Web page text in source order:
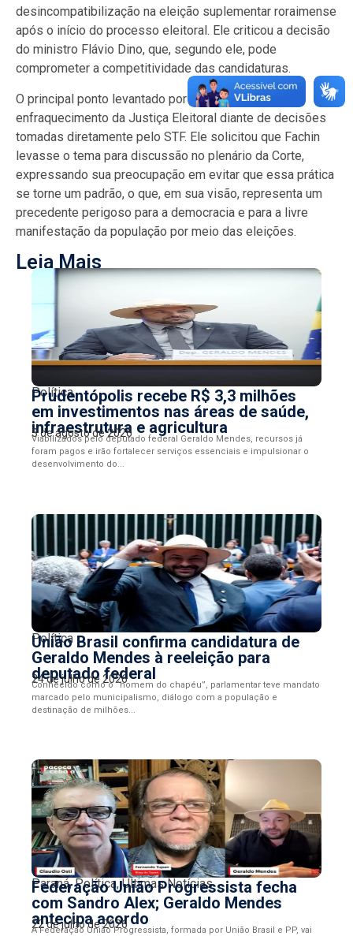
desincompatibilização na eleição suplementar roraimense
após o início do processo eleitoral. Ele criticou a decisão
do ministro Flávio Dino, que, segundo ele, pode
comprometer a competitividade das candidaturas.
O principal ponto levantado por Marinho foi o
enfraquecimento da Justiça Eleitoral diante de decisões
tomadas diretamente pelo STF. Ele solicitou que Fachin
levasse o tema para discussão no plenário da Corte,
expressando sua preocupação em evitar que essa prática
se torne um padrão, o que, em sua visão, representa um
precedente perigoso para a democracia e para a livre
manifestação da população por meio das eleições.
Leia Mais
Política
Prudentópolis recebe R$ 3,3 milhões
em investimentos nas áreas de saúde,
infraestrutura e agricultura
3 de agosto de 2026
Viabilizados pelo deputado federal Geraldo Mendes, recursos já
foram pagos e irão fortalecer serviços essenciais e impulsionar o
desenvolvimento do...
Política
União Brasil confirma candidatura de
Geraldo Mendes à reeleição para
deputado federal
24 de julho de 2026
Conhecido como o “homem do chapéu”, parlamentar teve mandato
marcado pelo municipalismo, diálogo com a população e
destinação de milhões...
Paraná,Política,Últimas Notícias
Federação União Progressista fecha
com Sandro Alex; Geraldo Mendes
antecipa acordo
22 de julho de 2026
A Federação União Progressista, formada por União Brasil e PP, vai